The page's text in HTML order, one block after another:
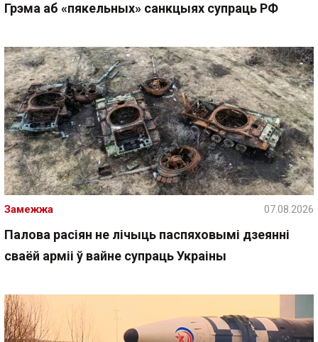
Грэма аб «пякельных» санкцыях супраць РФ
Палова расіян не лічыць паспяховымі дзеянні
сваёй арміі ў вайне супраць Украіны
Замежжа 07.08.2026